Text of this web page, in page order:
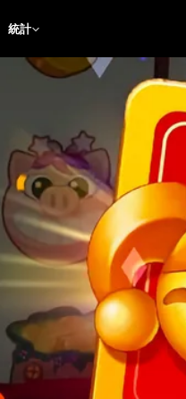
統計